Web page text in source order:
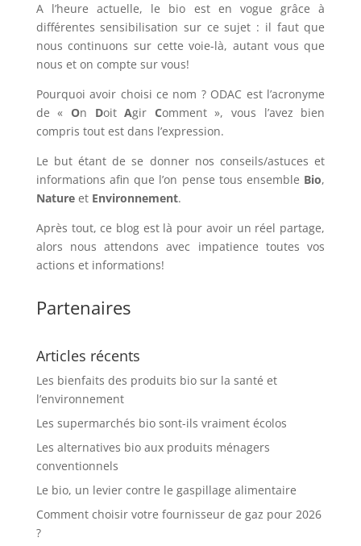
A l’heure actuelle, le bio est en vogue grâce à
différentes sensibilisation sur ce sujet : il faut que
nous continuons sur cette voie-là, autant vous que
nous et on compte sur vous!
Pourquoi avoir choisi ce nom ? ODAC est l’acronyme
de « On DoitAgir Comment », vous l’avez bien
compris tout est dans l’expression.
Le but étant de se donner nos conseils/astuces et
informations afin que l’on pense tous ensemble Bio,
Natureet Environnement.
Après tout, ce blog est là pour avoir un réel partage,
alors nous attendons avec impatience toutes vos
actions et informations!
Partenaires
Articles récents
Les bienfaits des produits bio sur la santé et
l’environnement
Les supermarchés bio sont-ils vraiment écolos
Les alternatives bio aux produits ménagers
conventionnels
Le bio, un levier contre le gaspillage alimentaire
Comment choisir votre fournisseur de gaz pour 2026
?